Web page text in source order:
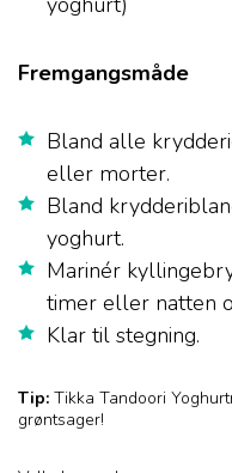
Fremgangsmåde
Bland alle
eller morter.
Bland
yoghurt.
Marinér
timer eller natten
Klar til stegning.
Tip: Tikka Tandoori
grøntsager!